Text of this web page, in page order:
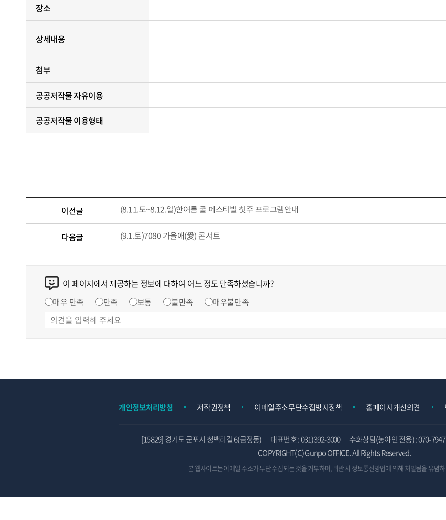
장소
상세내용
첨부
공공저작물 자유이용
공공저작물 이용형태
이전글 (8.11.토~8.12.일)한여름 쿨 페스티벌 첫주 프로그램안내
다음글 (9.1.토)7080 가을애(愛) 콘서트
이 페이지에서 제공하는 정보에 대하여 어느 정도 만족하셨습니까?
매우 만족
만족 보통 불만족 매우불만족
개인정보처리방침 저작권정책 이메일주소무단수집방지정책 홈페이지개선의견
[15829] 경기도 군포시 청백리길 6(금정동) 대표번호 : 031)392-3000
수화상담(농아인 전용) : 070-
COPYRIGHT(C) Gunpo OFFICE. All Rights Reserved.
본 웹사이트는 이메일 주소가 무단 수집되는 것을 거부하며, 위반 시 정보통신망법에 의해 처벌됨을 유념